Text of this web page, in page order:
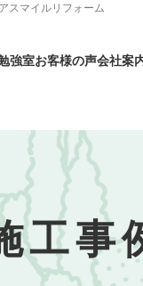
スマイルリフォーム
強室お客様の声会社案
工事